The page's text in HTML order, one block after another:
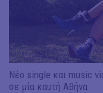
Νέο single και music
σε μία καυτή Αθήνα